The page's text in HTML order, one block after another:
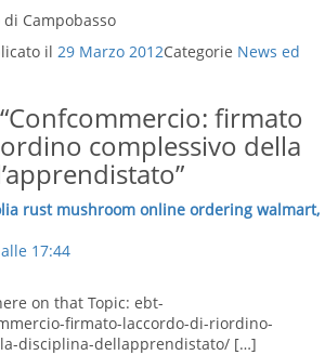
Campobasso
il 29 Marzo 2012Categorie News ed
firmato
complessivo della
rust mushroom online ordering walmart,
17:44
on that Topic: ebt-
firmato-laccordo-di-riordino-
disciplina-dellapprendistato/ […]